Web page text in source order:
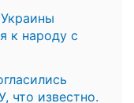
к народу с
что известно.